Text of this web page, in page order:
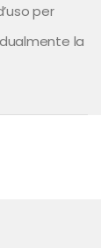
per
la